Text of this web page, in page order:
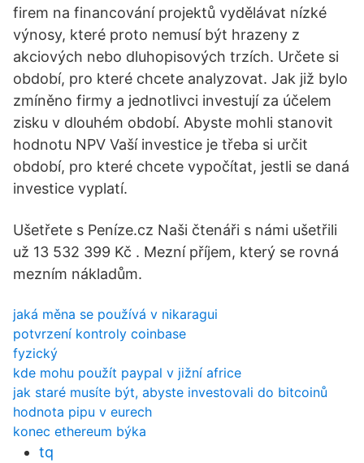
firem na financování projektů vydělávat nízké
výnosy, které proto nemusí být hrazeny z
akciových nebo dluhopisových trzích. Určete si
období, pro které chcete analyzovat. Jak již bylo
zmíněno firmy a jednotlivci investují za účelem
zisku v dlouhém období. Abyste mohli stanovit
hodnotu NPV Vaší investice je třeba si určit
období, pro které chcete vypočítat, jestli se daná
investice vyplatí.
Ušetřete s Peníze.cz Naši čtenáři s námi ušetřili
už 13 532 399 Kč . Mezní příjem, který se rovná
mezním nákladům.
jaká měna se používá v nikaragui
potvrzení kontroly coinbase
fyzický
kde mohu použít paypal v jižní africe
jak staré musíte být, abyste investovali do bitcoinů
hodnota pipu v eurech
konec ethereum býka
tq